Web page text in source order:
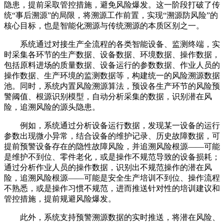
隐患，提前采取管控措施，避免风险爆发。这一阶段打破了传
统“事后溯源”的局限，将溯源工作前置，实现“溯源防风险”的
核心目标，也是智能化溯源与传统溯源的本质区别之一。
系统通过对接生产全流程的各类智能设备、监测终端，实
时采集各环节的生产数据、设备数据、环境数据、操作数据，
包括原料进场的质量数据、设备运行的参数数据、作业人员的
操作数据、生产环境的监测数据等，构建统一的风险溯源数据
池。同时，系统内置风险溯源算法，预设各生产环节的风险预
警阈值、根源识别模型，自动分析采集的数据，识别潜在风
险，追溯风险的源头隐患。
例如，系统通过分析设备运行数据，发现某一设备的运行
参数出现微小异常，结合设备的维护记录、历史故障数据，可
提前预警设备存在的隐性故障风险，并追溯风险根源——可能
是维护不到位、零件老化，或是操作不规范导致的设备损耗；
通过分析作业人员的操作数据，识别出不规范操作的潜在风
险，追溯风险根源——可能是安全生产培训不到位、操作流程
不熟悉，或是操作习惯不规范，进而推送针对性的培训建议和
管控措施，提前规避风险爆发。
此外，系统支持预警溯源数据的实时推送，将潜在风险、